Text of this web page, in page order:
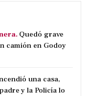
Quedó grave
camión en Godoy
una casa,
y la Policía lo